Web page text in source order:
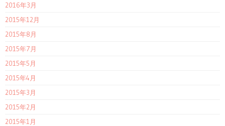
2016年3月
2015年12月
2015年8月
2015年7月
2015年5月
2015年4月
2015年3月
2015年2月
2015年1月